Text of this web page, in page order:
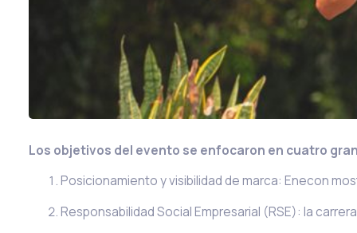
Los objetivos del evento se enfocaron en cuatro
Posicionamiento y visibilidad de marca: Enecon
Responsabilidad Social Empresarial (RSE): la